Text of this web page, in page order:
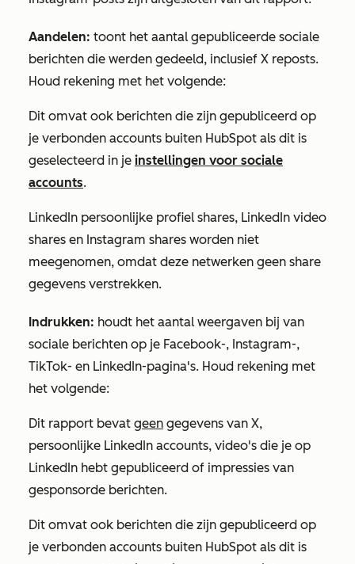
Aandelen: toont het aantal gepubliceerde sociale
berichten die werden gedeeld, inclusief X reposts.
Houd rekening met het volgende:
Dit omvat ook berichten die zijn gepubliceerd op
je verbonden accounts buiten HubSpot als dit is
geselecteerd in je instellingen voor sociale
accounts.
LinkedIn persoonlijke profiel shares, LinkedIn video
shares en Instagram shares worden niet
meegenomen, omdat deze netwerken geen share
gegevens verstrekken.
Indrukken: houdt het aantal weergaven bij van
sociale berichten op je Facebook-, Instagram-,
TikTok- en LinkedIn-pagina's. Houd rekening met
het volgende:
Dit rapport bevat geen gegevens van X,
persoonlijke LinkedIn accounts, video's die je op
LinkedIn hebt gepubliceerd of impressies van
gesponsorde berichten.
Dit omvat ook berichten die zijn gepubliceerd op
je verbonden accounts buiten HubSpot als dit is